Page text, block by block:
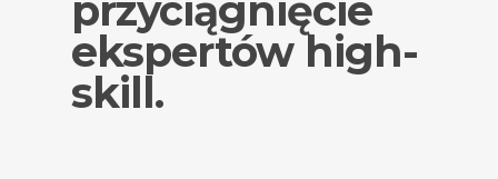
przyciągnięcie
ekspertów high-
skill.